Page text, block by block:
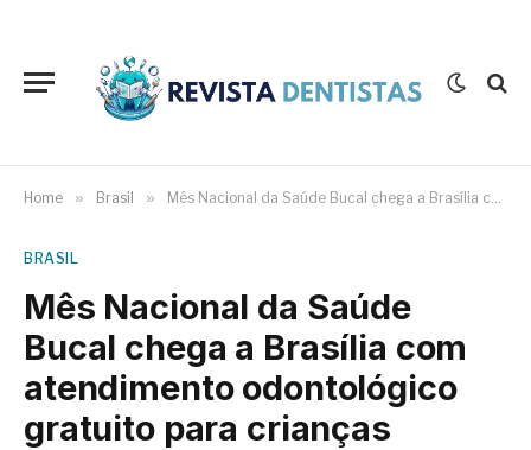
Home » Brasil » Mês Nacional da Saúde Bucal chega a Brasília com atendimento odontológico gratuito para crianças
BRASIL
Mês Nacional da Saúde
Bucal chega a Brasília com
atendimento odontológico
gratuito para crianças